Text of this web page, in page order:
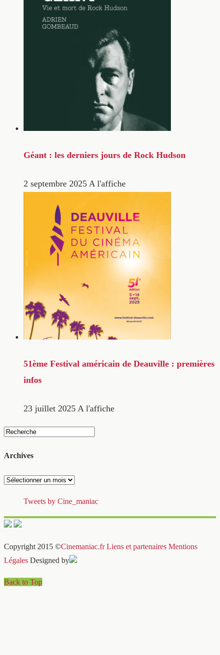
Géant : les derniers jours de Rock Hudson
2 septembre 2025 A l'affiche
51ème Festival américain de Deauville : premières
infos
23 juillet 2025 A l'affiche
Archives
Archives
Tweets by Cine_maniac
Copyright 2015 ©Cinemaniac.fr Liens et partenaires Mentions
Légales Designed by
Back to Top